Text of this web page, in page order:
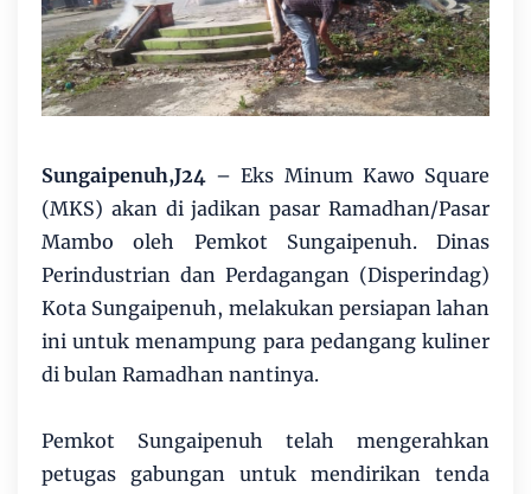
Sungaipenuh,J24 – Eks Minum Kawo Square
(MKS) akan di jadikan pasar Ramadhan/Pasar
Mambo oleh Pemkot Sungaipenuh. Dinas
Perindustrian dan Perdagangan (Disperindag)
Kota Sungaipenuh, melakukan persiapan lahan
ini untuk menampung para pedangang kuliner
di bulan Ramadhan nantinya.
Pemkot Sungaipenuh telah mengerahkan
petugas gabungan untuk mendirikan tenda